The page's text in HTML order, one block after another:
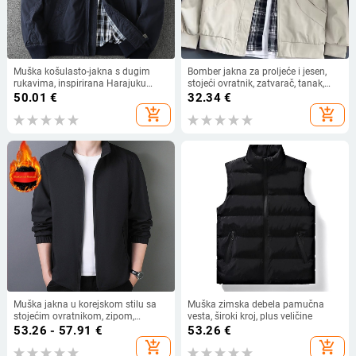
Muška košulasto-jakna s dugim
rukavima, inspirirana Harajuku
stilom, jesen-zima, stojeći ovratnik,
uski kroj, dvostruki sloj radne odjeće
50.01 €
add_shopping_cart
Bomber jakna za proljeće i jesen,
stojeći ovratnik, zatvarač, tanak,
100% poliester, džepovi s patch
32.34€
add_shopping_cart
Muška jakna u korejskom stilu sa
stojećim ovratnikom, zipom,
opuštenog kroja
53.26 - 57.91 €
add_shopping_cart
Muška zimska debela pamučna
vesta, široki kroj, plus veličine
53.26 €
add_shopping_cart